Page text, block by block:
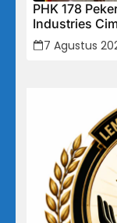
PHK 178
Industries
Klaim Rugi,
Tunjukkan
7 Agustus